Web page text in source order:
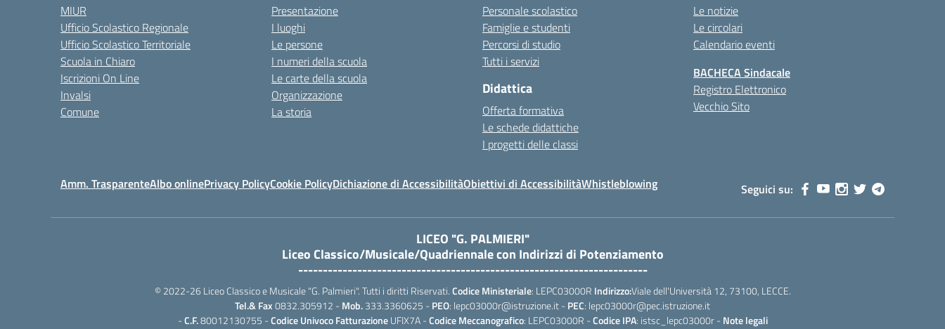
MIUR
Ufficio Scolastico Regionale
Ufficio Scolastico Territoriale
Scuola in Chiaro
Iscrizioni On Line
Invalsi
Comune
Presentazione
I luoghi
Le persone
I numeri della scuola
Le carte della scuola
Organizzazione
La storia
Personale scolastico
Famiglie e studenti
Percorsi di studio
Tutti i servizi
Didattica
Offerta formativa
Le schede didattiche
I progetti delle classi
Le notizie
Le circolari
Calendario eventi
BACHECA Sindacale
Registro Elettronico
Vecchio Sito
Amm. TrasparenteAlbo onlinePrivacy PolicyCookie PolicyDichiazione di AccessibilitàObiettivi di AccessibilitàWhistleblowing Seguici su:
LICEO "G. PALMIERI"
Liceo Classico/Musicale/Quadriennale con Indirizzi di Potenziamento
-----------------------------------------------------------------------
© 2022-26 Liceo Classico e Musicale "G. Palmieri". Tutti i diritti Riservati.Codice Ministeriale: LEPC03000R Indirizzo:Viale dell'Università 12, 73100, LECCE.
Tel.& Fax0832.305912 - Mob.333.3360625 - PEO: lepc03000r@istruzione.it - PEC: lepc03000r@pec.istruzione.it
-C.F.80012130755 -Codice Univoco FatturazioneUFIX7A -Codice Meccanografico: LEPC03000R -Codice IPA: istsc_lepc03000r - Note legali